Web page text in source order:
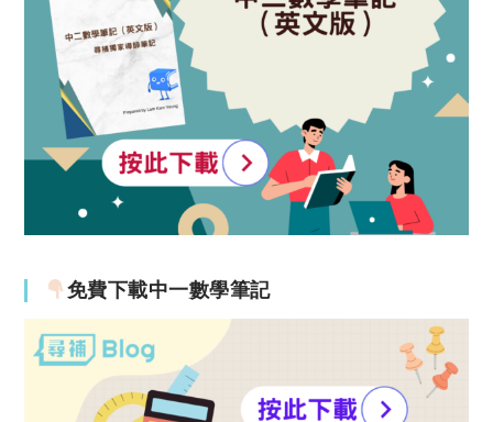
免費下載中一數學筆記